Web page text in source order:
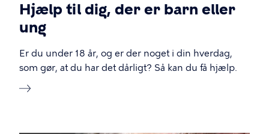
Hjælp til dig, der er barn eller
ung
Er du under 18 år, og er der noget i din hverdag,
som gør, at du har det dårligt? Så kan du få hjælp.